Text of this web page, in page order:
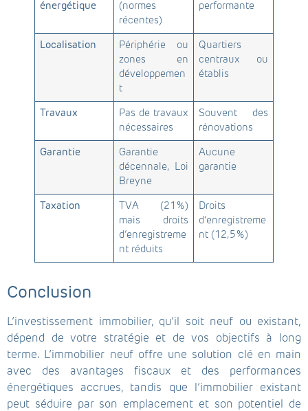
énergétique
(normes
récentes)
performante
Localisation
Périphérie ou
zones en
développemen
t
Quartiers
centraux ou
établis
Travaux
Pas de travaux
nécessaires
Souvent des
rénovations
Garantie
Garantie
décennale, Loi
Breyne
Aucune
garantie
Taxation
TVA (21%)
mais droits
d’enregistreme
nt réduits
Droits
d’enregistreme
nt (12,5%)
Conclusion
L’investissement immobilier, qu’il soit neuf ou existant,
dépend de votre stratégie et de vos objectifs à long
terme. L’immobilier neuf offre une solution clé en main
avec des avantages fiscaux et des performances
énergétiques accrues, tandis que l’immobilier existant
peut séduire par son emplacement et son potentiel de